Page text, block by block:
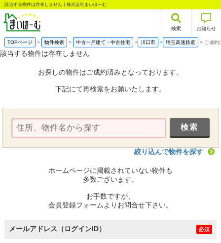
該当する物件は存在しません｜株式会社まいほーむ
検索 お知らせ
TOPページ 物件検索 中古一戸建て・中古住宅 川口市 埼玉高速鉄道 ご成約
該当する物件は存在しません
お探しの物件はご成約済みとなっております。
下記にて再検索をお願いたします。
絞り込んで物件を探す
ホームページに掲載されていない物件も
多数ございます。
お手数ですが、
会員登録フォームよりお問合せ下さい。
メールアドレス（ログインID） 必須